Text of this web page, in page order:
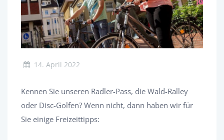
14. April 2022
Kennen Sie unseren Radler-Pass, die Wald-Ralley
oder Disc-Golfen? Wenn nicht, dann haben wir für
Sie einige Freizeittipps: